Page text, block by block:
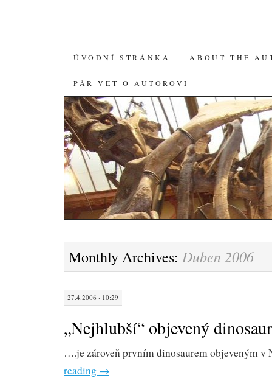
SKIP
TO
CONTENT
ÚVODNÍ STRÁNKA ABOUT THE
PÁR VĚT O AUTOROVI
Monthly Archives: Duben 2006
27.4.2006 · 10:29
„Nejhlubší“ objevený
….je zároveň prvním dinosaurem objeveným v
reading →